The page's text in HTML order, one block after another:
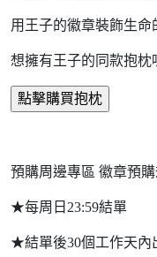
用王子的徽章裝飾生命
想擁有王子的同款抱枕
預購周邊專區 徽章預購
★每周日23:59結單
★結單後30個工作天內